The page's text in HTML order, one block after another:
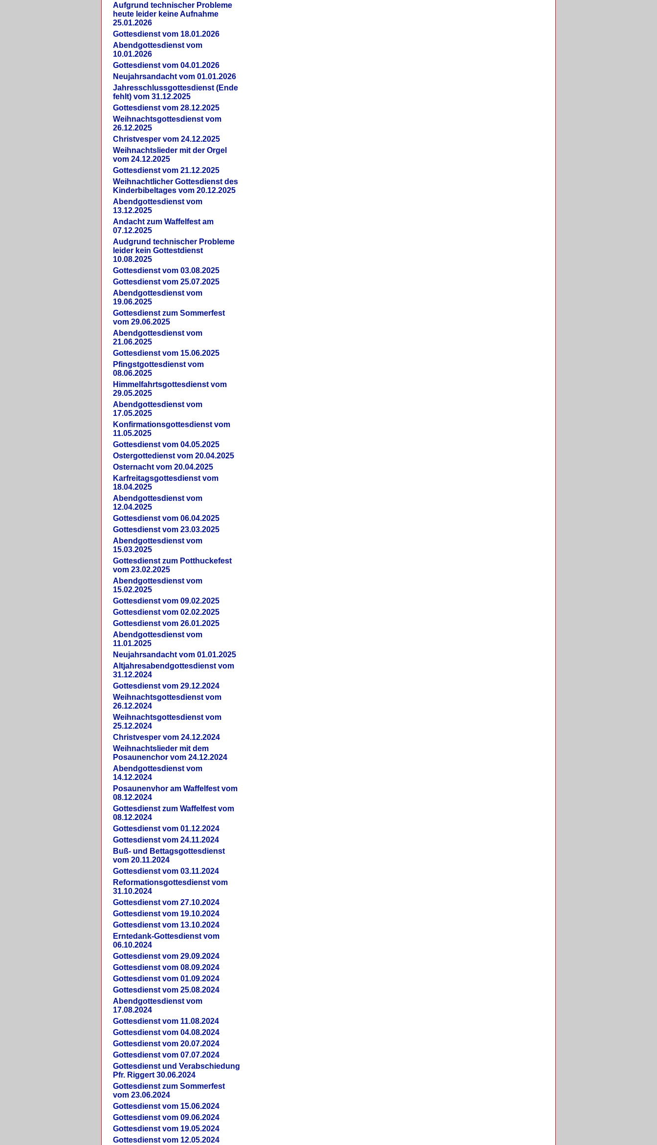
Aufgrund technischer Probleme
heute leider keine Aufnahme
25.01.2026
Gottesdienst vom 18.01.2026
Abendgottesdienst vom
10.01.2026
Gottesdienst vom 04.01.2026
Neujahrsandacht vom 01.01.2026
Jahresschlussgottesdienst (Ende
fehlt) vom 31.12.2025
Gottesdienst vom 28.12.2025
Weihnachtsgottesdienst vom
26.12.2025
Christvesper vom 24.12.2025
Weihnachtslieder mit der Orgel
vom 24.12.2025
Gottesdienst vom 21.12.2025
Weihnachtlicher Gottesdienst des
Kinderbibeltages vom 20.12.2025
Abendgottesdienst vom
13.12.2025
Andacht zum Waffelfest am
07.12.2025
Audgrund technischer Probleme
leider kein Gottestdienst
10.08.2025
Gottesdienst vom 03.08.2025
Gottesdienst vom 25.07.2025
Abendgottesdienst vom
19.06.2025
Gottesdienst zum Sommerfest
vom 29.06.2025
Abendgottesdienst vom
21.06.2025
Gottesdienst vom 15.06.2025
Pfingstgottesdienst vom
08.06.2025
Himmelfahrtsgottesdienst vom
29.05.2025
Abendgottesdienst vom
17.05.2025
Konfirmationsgottesdienst vom
11.05.2025
Gottesdienst vom 04.05.2025
Ostergottedienst vom 20.04.2025
Osternacht vom 20.04.2025
Karfreitagsgottesdienst vom
18.04.2025
Abendgottesdienst vom
12.04.2025
Gottesdienst vom 06.04.2025
Gottesdienst vom 23.03.2025
Abendgottesdienst vom
15.03.2025
Gottesdienst zum Potthuckefest
vom 23.02.2025
Abendgottesdienst vom
15.02.2025
Gottesdienst vom 09.02.2025
Gottesdienst vom 02.02.2025
Gottesdienst vom 26.01.2025
Abendgottesdienst vom
11.01.2025
Neujahrsandacht vom 01.01.2025
Altjahresabendgottesdienst vom
31.12.2024
Gottesdienst vom 29.12.2024
Weihnachtsgottesdienst vom
26.12.2024
Weihnachtsgottesdienst vom
25.12.2024
Christvesper vom 24.12.2024
Weihnachtslieder mit dem
Posaunenchor vom 24.12.2024
Abendgottesdienst vom
14.12.2024
Posaunenvhor am Waffelfest vom
08.12.2024
Gottesdienst zum Waffelfest vom
08.12.2024
Gottesdienst vom 01.12.2024
Gottesdienst vom 24.11.2024
Buß- und Bettagsgottesdienst
vom 20.11.2024
Gottesdienst vom 03.11.2024
Reformationsgottesdienst vom
31.10.2024
Gottesdienst vom 27.10.2024
Gottesdienst vom 19.10.2024
Gottesdienst vom 13.10.2024
Erntedank-Gottesdienst vom
06.10.2024
Gottesdienst vom 29.09.2024
Gottesdienst vom 08.09.2024
Gottesdienst vom 01.09.2024
Gottesdienst vom 25.08.2024
Abendgottesdienst vom
17.08.2024
Gottesdienst vom 11.08.2024
Gottesdienst vom 04.08.2024
Gottesdienst vom 20.07.2024
Gottesdienst vom 07.07.2024
Gottesdienst und Verabschiedung
Pfr. Riggert 30.06.2024
Gottesdienst zum Sommerfest
vom 23.06.2024
Gottesdienst vom 15.06.2024
Gottesdienst vom 09.06.2024
Gottesdienst vom 19.05.2024
Gottesdienst vom 12.05.2024